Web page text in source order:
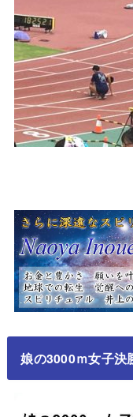
娘の3000ｍ女子決